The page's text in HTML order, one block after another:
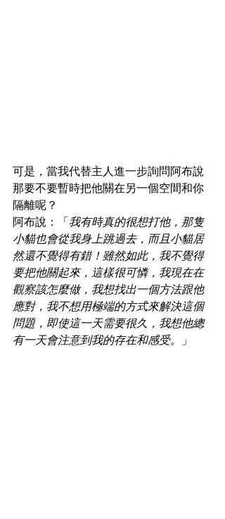
可是，當我代替主人進一步詢問阿布說
那要不要暫時把他關在另一個空間和你
隔離呢？
阿布說：「 我有時真的很想打他，那隻
小貓也會從我身上跳過去，而且小貓居
然還不覺得有錯！雖然如此，我不覺得
要把他關起來，這樣很可憐，我現在在
觀察該怎麼做，我想找出一個方法跟他
應對，我不想用極端的方式來解決這個
問題，即使這一天需要很久，我想他總
有一天會注意到我的存在和感受。 」